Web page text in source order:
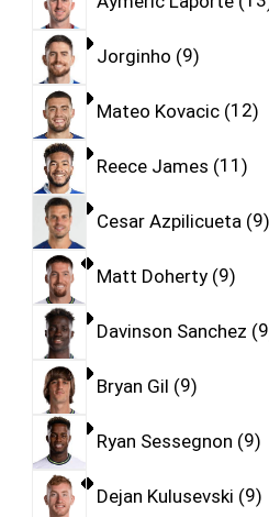
Jorginho 9
Mateo Kovacic 12
Reece James 11
Cesar Azpilicueta 9
Matt Doherty 9
Davinson Sanchez 9
Bryan Gil 9
Ryan Sessegnon 9
Dejan Kulusevski 9